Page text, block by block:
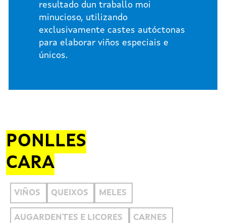
resultado dun traballo moi
minucioso, utilizando
exclusivamente castes autóctonas
para elaborar viños especiais e
únicos.
PONLLES
CARA
VIÑOS QUEIXOS MELES
AUGARDENTES E LICORES CARNES